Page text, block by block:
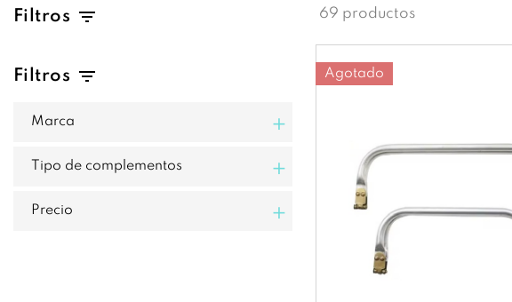
Filtros
Filtros
Marca +
Tipo de complementos +
Precio +
69 productos
Agotado